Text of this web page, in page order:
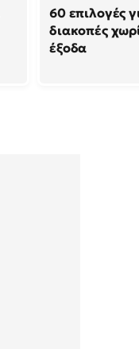
60 επιλογές
διακοπές
έξοδα